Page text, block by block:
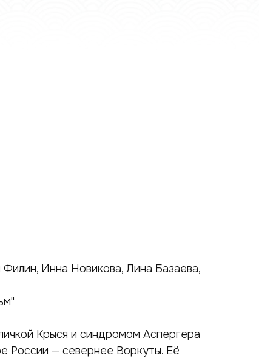
Инна Новикова, Лина Базаева,
Крыся и синдромом Аспергера
России — севернее Воркуты. Её